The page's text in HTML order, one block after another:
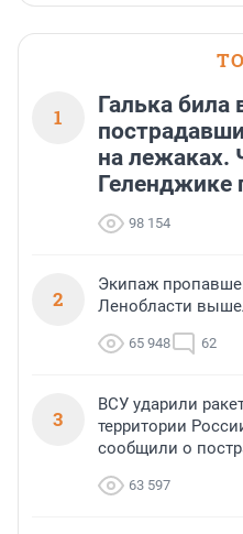
1
Галька била
на лежаках.
Геленджике
98 154
2
Экипаж
Ленобласти
65 948 62
3
ВСУ ударили
территории
сообщили о
63 597